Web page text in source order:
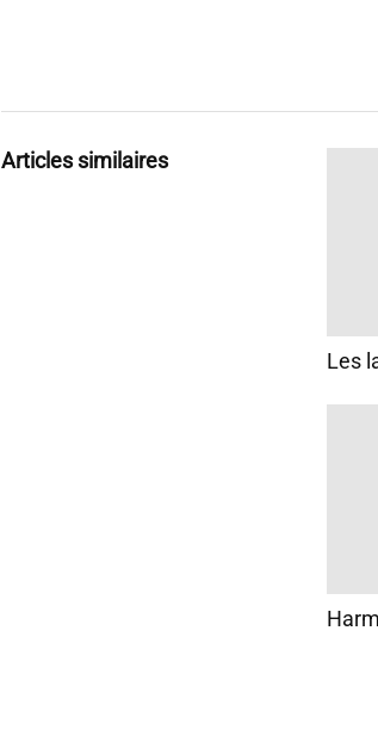
Articles similaires
Les